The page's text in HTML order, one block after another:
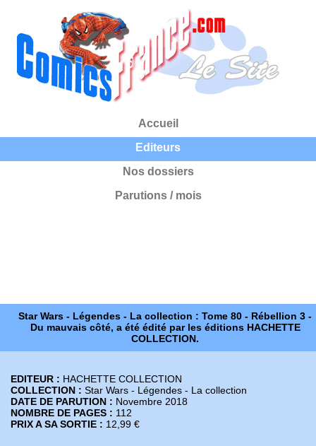
Accueil
Editeurs
Nos dossiers
Parutions / mois
Star Wars - Légendes - La collection : Tome 80 - Rébellion 3 -
Du mauvais côté, a été édité par les éditions HACHETTE
COLLECTION.
EDITEUR : HACHETTE COLLECTION
COLLECTION : Star Wars - Légendes - La collection
DATE DE PARUTION : Novembre 2018
NOMBRE DE PAGES : 112
PRIX A SA SORTIE : 12,99 €